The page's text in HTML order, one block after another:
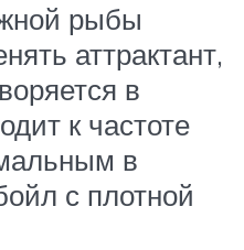
рыбы
аттрактант,
в
к частоте
в
с плотной